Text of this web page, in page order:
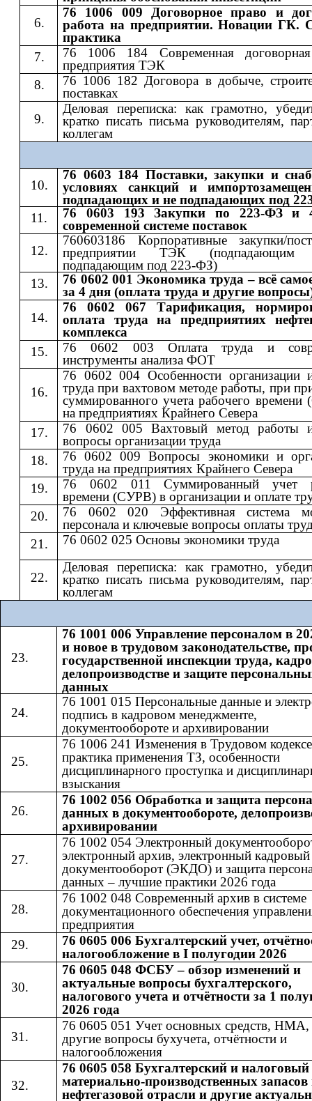
76 1006 009 Договорное право и
работа на предприятии. Новации ГК.
практика
76 1006 184 Современная
предприятия ТЭК
76 1006 182 Договора в добыче,
поставках
Деловая переписка: как грамотно,
кратко писать письма руководителям,
коллегам
76 0603 184 Поставки, закупки и
условиях санкций и
подпадающих и не подпадающих под
76 0603 193 Закупки по 223-ФЗ и
современной системе поставок
760603186 Корпоративные закупки/
предприятии ТЭК
подпадающим под 223-ФЗ)
76 0602 001 Экономика труда – всё
за 4 дня (оплата труда и другие
76 0602 067 Тарификация,
оплата труда на предприятиях
комплекса
76 0602 003 Оплата труда и
инструменты анализа ФОТ
76 0602 004 Особенности организации
труда при вахтовом методе работы, при
суммированного учета рабочего
на предприятиях Крайнего Севера
76 0602 005 Вахтовый метод работы
вопросы организации труда
76 0602 009 Вопросы экономики и
труда на предприятиях Крайнего Севера
76 0602 011 Суммированный учет
времени (СУРВ) в организации и оплате
76 0602 020 Эффективная система
персонала и ключевые вопросы оплаты
76 0602 025 Основы экономики труда
Деловая переписка: как грамотно,
кратко писать письма руководителям,
коллегам
76 1001 006 Управление персоналом в
и новое в трудовом законодательстве,
государственной инспекции труда,
делопроизводстве и защите
данных
76 1001 015 Персональные данные и
подпись в кадровом менеджменте,
документообороте и архивировании
76 1006 241 Изменения в Трудовом
практика применения ТЗ, особенности
дисциплинарного проступка и
взыскания
76 1002 056 Обработка и защита
данных в документообороте,
архивировании
76 1002 054 Электронный
электронный архив, электронный кадровый
документооборот (ЭКДО) и защита
данных – лучшие практики 2026 года
76 1002 048 Современный архив в системе
документационного обеспечения
предприятия
76 0605 006 Бухгалтерский учет,
налогообложение в I полугодии 2026
76 0605 048 ФСБУ – обзор изменений и
актуальные вопросы бухгалтерского,
налогового учета и отчётности за 1
2026 года
76 0605 051 Учет основных средств,
другие вопросы бухучета, отчётности и
налогообложения
76 0605 058 Бухгалтерский и налоговый
материально-производственных запасов
нефтегазовой отрасли и другие